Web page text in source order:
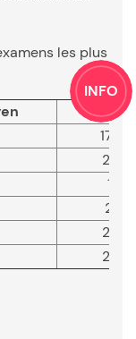
les plus
Gain
177
2
1
21
2
2
INFO